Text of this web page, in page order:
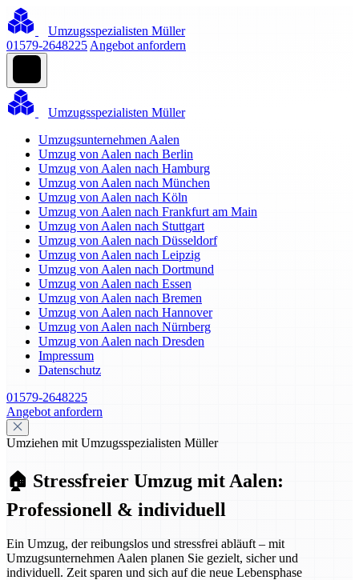
Umzugsspezialisten Müller
01579-2648225 Angebot anfordern
Umzugsspezialisten Müller
Umzugsunternehmen Aalen
Umzug von Aalen nach Berlin
Umzug von Aalen nach Hamburg
Umzug von Aalen nach München
Umzug von Aalen nach Köln
Umzug von Aalen nach Frankfurt am Main
Umzug von Aalen nach Stuttgart
Umzug von Aalen nach Düsseldorf
Umzug von Aalen nach Leipzig
Umzug von Aalen nach Dortmund
Umzug von Aalen nach Essen
Umzug von Aalen nach Bremen
Umzug von Aalen nach Hannover
Umzug von Aalen nach Nürnberg
Umzug von Aalen nach Dresden
Impressum
Datenschutz
01579-2648225
Angebot anfordern
Umziehen mit Umzugsspezialisten Müller
🏠 Stressfreier Umzug mit Aalen:
Professionell & individuell
Ein Umzug, der reibungslos und stressfrei abläuft – mit
Umzugsunternehmen Aalen planen Sie gezielt, sicher und
individuell. Zeit sparen und sich auf die neue Lebensphase